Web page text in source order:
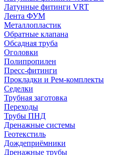
Латунные фитинги VRT
Лента ФУМ
Металлопластик
Обратные клапана
Обсадная труба
Оголовки
Полипропилен
Пресс-фитинги
Прокладки и Рем-комплекты
Седелки
Трубная заготовка
Переходы
Трубы ПНД
Дренажные системы
Геотекстиль
Дождеприёмники
Дренажные трубы